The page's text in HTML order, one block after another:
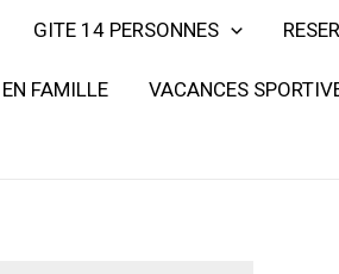
GITE 14 PERSONNES
FAMILLE VACANCES